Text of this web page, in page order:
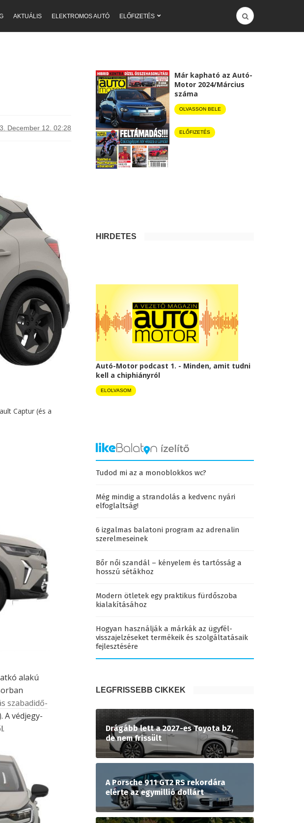
AKTUÁLIS ELEKTROMOS AUTÓ ELŐFIZETÉS
December 12. 02:28
Captur (és a
alakú
szabadidő-
A védjegy-
Már kapható az Autó-
Motor 2024/Március
száma
OLVASSON BELE
ELŐFIZETÉS
HIRDETÉS
Autó-Motor podcast 1. - Minden, amit tudni
kell a chiphiányról
ELOLVASOM
Tudod mi az a monoblokkos wc?
Még mindig a strandolás a kedvenc nyári
elfoglaltság!
6 izgalmas balatoni program az adrenalin
szerelmeseinek
Bőr női szandál – kényelem és tartósság a
hosszú sétákhoz
Modern ötletek egy praktikus fürdőszoba
kialakításához
Hogyan használják a márkák az ügyfél-
visszajelzéseket termékeik és szolgáltatásaik
fejlesztésére
LEGFRISSEBB CIKKEK
Drágább lett a 2027-es Toyota bZ,
de nem frissült
A Porsche 911 GT2 RS rekordára
elérte az egymillió dollárt